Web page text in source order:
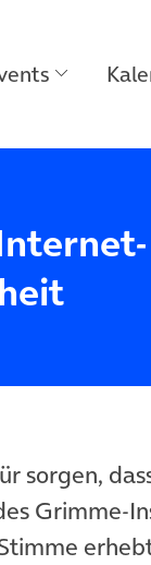
sorgen,
Grimme-